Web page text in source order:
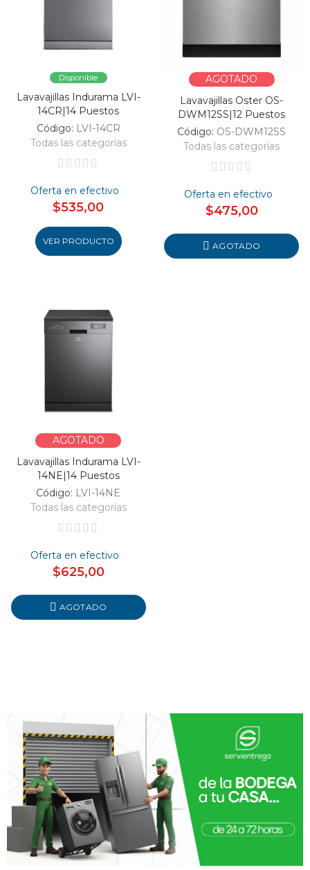
Disponible
Lavavajillas Indurama LVI-
14CR|14 Puestos
Código: LVI-14CR
Todas las categorías
Oferta en efectivo
$535,00
VER PRODUCTO
AGOTADO
Lavavajillas Oster OS-
DWM12SS|12 Puestos
Código: OS-DWM12SS
Todas las categorías
Oferta en efectivo
$475,00
AGOTADO
AGOTADO
Lavavajillas Indurama LVI-
14NE|14 Puestos
Código: LVI-14NE
Todas las categorías
Oferta en efectivo
$625,00
AGOTADO